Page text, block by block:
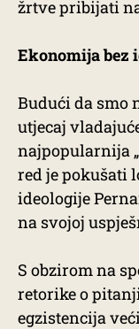
žrtve pribijati
Ekonomija bez
Budući da smo
utjecaj
najpopularnija
red je pokušati
ideologije
na svojoj
S obzirom na
retorike o
egzistencija